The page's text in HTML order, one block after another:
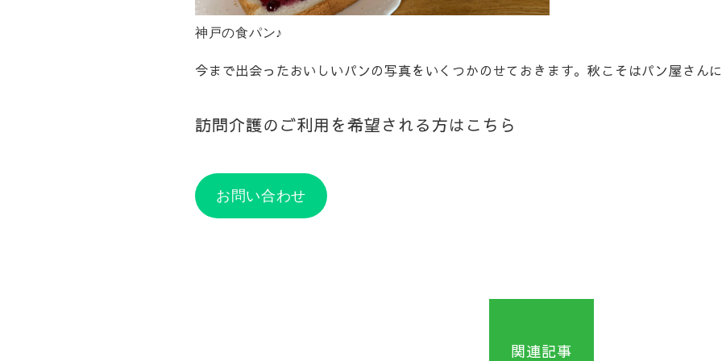
神戸の食パン♪
今まで出会ったおいしいパンの写真をいくつかのせておきます。秋こそはパン屋さん
訪問介護のご利用を希望される方はこちら
お問い合わせ
関連記事